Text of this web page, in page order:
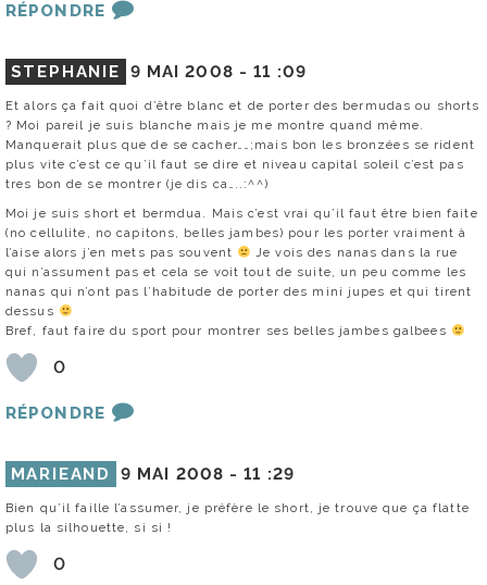
RÉPONDRE
STEPHANIE 9 MAI 2008 -11 :09
Et alors ça fait quoi d’être blanc et de porter des bermudas ou shorts
? Moi pareil je suis blanche mais je me montre quand même.
Manquerait plus que de se cacher……;mais bon les bronzées se rident
plus vite c’est ce qu’il faut se dire et niveau capital soleil c’est pas
tres bon de se montrer (je dis ca…..:^^)
Moi je suis short et bermdua. Mais c’est vrai qu’il faut être bien faite
(no cellulite, no capitons, belles jambes) pour les porter vraiment à
l’aise alors j’en mets pas souvent
Je vois des nanas dans la rue
qui n’assument pas et cela se voit tout de suite, un peu comme les
nanas qui n’ont pas l’habitude de porter des mini jupes et qui tirent
dessus
Bref, faut faire du sport pour montrer ses belles jambes galbees
0
RÉPONDRE
MARIEAND 9 MAI 2008 -11 :29
Bien qu’il faille l’assumer, je préfère le short, je trouve que ça flatte
plus la silhouette, si si !
0